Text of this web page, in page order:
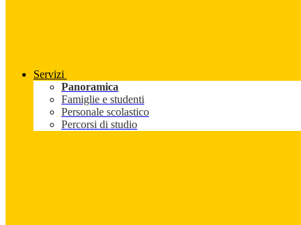
Servizi
Panoramica
Famiglie e studenti
Personale scolastico
Percorsi di studio